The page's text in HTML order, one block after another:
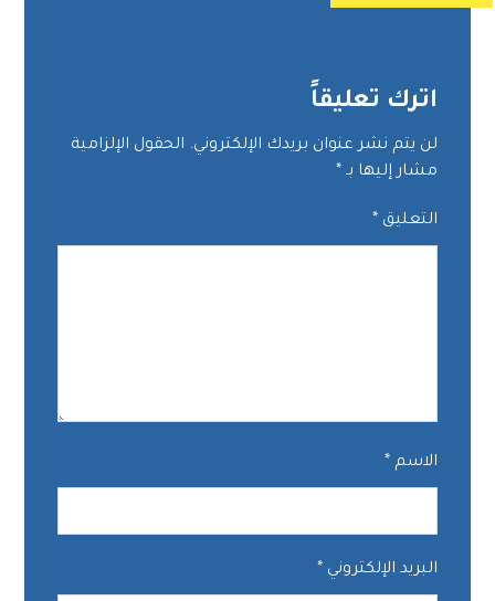
اترك تعليقاً
لن يتم نشر عنوان بريدك الإلكتروني. الحقول الإلزامية
مشار إليها بـ *
التعليق *
الاسم *
البريد الإلكتروني *